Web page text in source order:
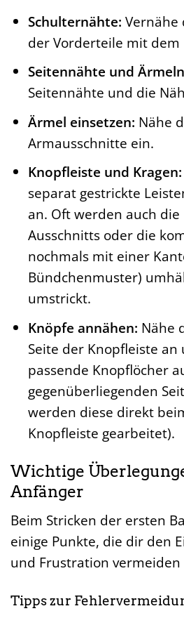
Schulternähte: Vernähe
der Vorderteile mit dem
Seitennähte und
Seitennähte und die
Ärmel einsetzen: Nähe
Armausschnitte ein.
Knopfleiste und Kragen:
separat gestrickte
an. Oft werden auch
Ausschnitts oder die
nochmals mit einer
Bündchenmuster)
umstrickt.
Knöpfe annähen: Nähe
Seite der Knopfleiste
passende Knopflöcher
gegenüberliegenden
werden diese direkt
Knopfleiste gearbeitet).
Wichtige
Anfänger
Beim Stricken der ersten
einige Punkte, die dir den
und Frustration vermeiden
Tipps zur